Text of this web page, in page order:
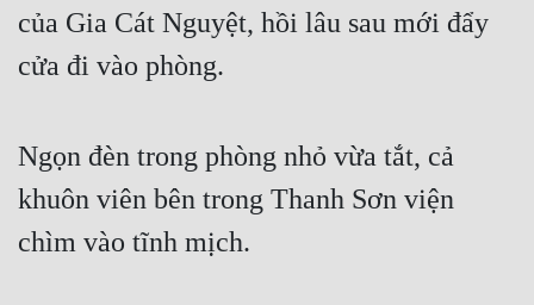
của Gia Cát Nguyệt, hồi lâu sau mới đẩy
cửa đi vào phòng.
Ngọn đèn trong phòng nhỏ vừa tắt, cả
khuôn viên bên trong Thanh Sơn viện
chìm vào tĩnh mịch.